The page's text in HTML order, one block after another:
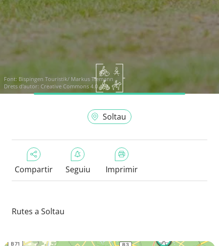
Font: Bispingen Touristik/ Markus Tiemann
Drets d'autor: Creative Commons 4.0
Soltau
Compartir Seguiu Imprimir
Rutes a Soltau